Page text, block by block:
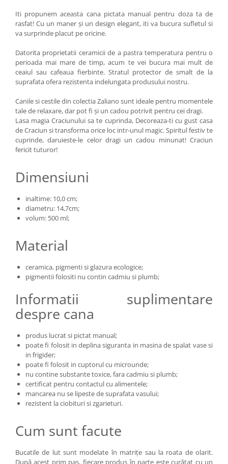
Iti propunem aceasta cana pictata manual pentru doza ta de
rasfat! Cu un maner și un design elegant, iti va bucura sufletul si
va surprinde placut pe oricine.
Datorita proprietatii ceramicii de a pastra temperatura pentru o
perioada mai mare de timp, acum te vei bucura mai mult de
ceaiul sau cafeaua fierbinte. Stratul protector de smalt de la
suprafata ofera rezistenta indelungata produsului nostru.
Canile si cestile din colectia Zaliano sunt ideale pentru momentele
tale de relaxare, dar pot fi și un cadou potrivit pentru cei dragi.
Lasa magia Craciunului sa te cuprinda, Decoreaza-ti cu gust casa
de Craciun si transforma orice loc intr-unul magic. Spiritul festiv te
cuprinde, daruieste-le celor dragi un cadou minunat! Craciun
fericit tuturor!
Dimensiuni
inaltime: 10,0 cm;
diametru: 14,7cm;
volum: 500 ml;
Material
ceramica, pigmenti si glazura ecologice;
pigmentii folositi nu contin cadmiu si plumb;
Informatii suplimentare
despre cana
produs lucrat si pictat manual;
poate fi folosit in deplina siguranta in masina de spalat vase si
in frigider;
poate fi folosit in cuptorul cu microunde;
nu contine substante toxice, fara cadmiu si plumb;
certificat pentru contactul cu alimentele;
mancarea nu se lipeste de suprafata vasului;
rezistent la ciobituri si zgarieturi.
Cum sunt facute
Bucatile de lut sunt modelate în matrițe sau la roata de olarit.